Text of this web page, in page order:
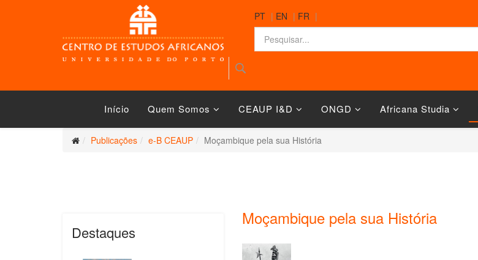
PT | EN | FR |
Início Quem Somos CEAUP I&D ONGD Africana Studia
Publicações e-B CEAUP Moçambique pela sua História
Destaques
Moçambique pela sua História